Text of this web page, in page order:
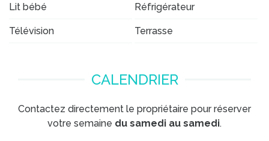
Lit bébé Réfrigérateur
Télévision Terrasse
CALENDRIER
Contactez directement le propriétaire pour réserver
votre semaine du samedi au samedi.